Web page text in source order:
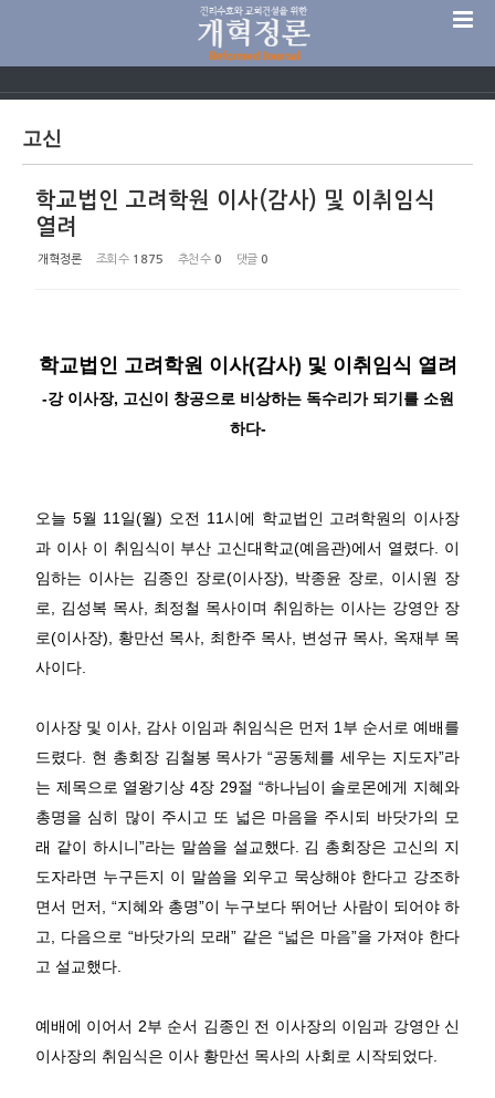
고신
학교법인 고려학원 이사(감사) 및 이취임식
열려
개혁정론 조회 수 1875 추천 수 0 댓글 0
학교법인 고려학원 이사(감사) 및 이취임식 열려
-강 이사장, 고신이 창공으로 비상하는 독수리가 되기를 소원
하다-
오늘 5월 11 일(월) 오전 11시에 학교법인 고려학원의 이사장
과 이사 이 취임식이 부산 고신대학교(예음관)에서 열렸다
이
임하는 이사는 김종인 장로(이사장), 박종윤 장로
이시원 장
로
김성복 목사
최정철 목사이며 취임하는 이사는 강영안 장
로(이사장), 황만선 목사 최한주 목사 변성규 목사
옥재부 목
사이다.
이사장 및 이사 감사 이임과 취임식은 먼저 1 부 순서로 예배를
드렸다
현 총회장 김철봉 목사가“공동체를 세우는 지도자”라
는 제목으로 열왕기상4장 29절 “하나님이 솔로몬에게 지혜와
총명을 심히 많이 주시고 또 넓은 마음을 주시되 바닷가의 모
래 같이 하시니”라는 말씀을 설교했다. 김 총회장은 고신의 지
도자라면 누구든지 이 말씀을 외우고 묵상해야 한다고 강조하
면서 먼저
, “지혜와 총명”이 누구보다 뛰어난 사람이 되어야 하
고
다음으로 “바닷가의 모래” 같은 “넓은 마음”을 가져야 한다
고 설교했다
예배에 이어서 2부 순서 김종인 전 이사장의 이임과 강영안 신
이사장의 취임식은 이사 황만선 목사의 사회로 시작되었다
Sketchbook5, 스케치북5
Sketchbook5, 스케치북5